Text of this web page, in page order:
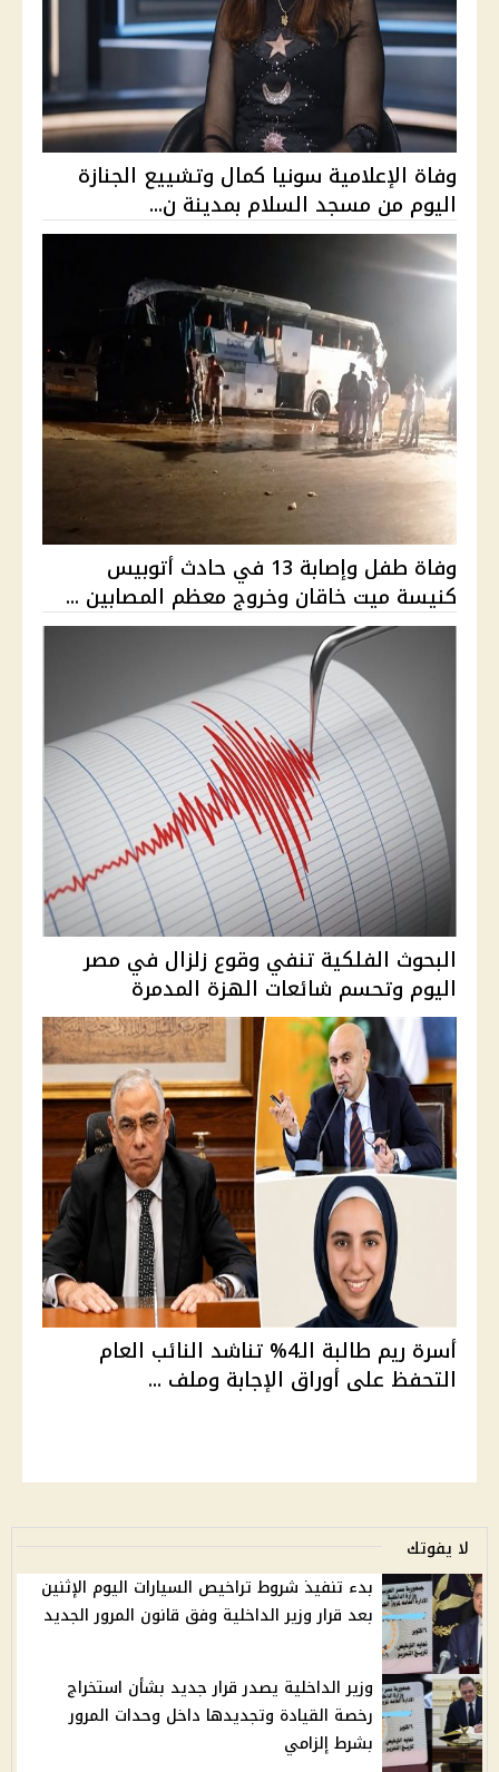
وفاة الإعلامية سونيا كمال وتشييع الجنازة
اليوم من مسجد السلام بمدينة ن...
وفاة طفل وإصابة 13 في حادث أتوبيس
كنيسة ميت خاقان وخروج معظم المصابين ...
البحوث الفلكية تنفي وقوع زلزال في مصر
اليوم وتحسم شائعات الهزة المدمرة
أسرة ريم طالبة الـ4% تناشد النائب العام
التحفظ على أوراق الإجابة وملف ...
لا يفوتك
بدء تنفيذ شروط تراخيص السيارات اليوم الإثنين
بعد قرار وزير الداخلية وفق قانون المرور الجديد
وزير الداخلية يصدر قرار جديد بشأن استخراج
رخصة القيادة وتجديدها داخل وحدات المرور
بشرط إلزامي